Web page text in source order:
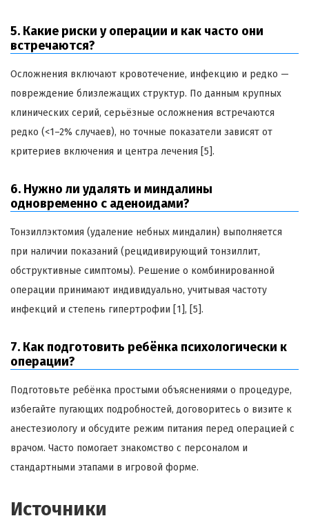
5. Какие риски у операции и как часто они
встречаются?
Осложнения включают кровотечение, инфекцию и редко —
повреждение близлежащих структур. По данным крупных
клинических серий, серьёзные осложнения встречаются
редко (<1–2% случаев), но точные показатели зависят от
критериев включения и центра лечения [5].
6. Нужно ли удалять и миндалины
одновременно с аденоидами?
Тонзиллэктомия (удаление небных миндалин) выполняется
при наличии показаний (рецидивирующий тонзиллит,
обструктивные симптомы). Решение о комбинированной
операции принимают индивидуально, учитывая частоту
инфекций и степень гипертрофии [1], [5].
7. Как подготовить ребёнка психологически к
операции?
Подготовьте ребёнка простыми объяснениями о процедуре,
избегайте пугающих подробностей, договоритесь о визите к
анестезиологу и обсудите режим питания перед операцией с
врачом. Часто помогает знакомство с персоналом и
стандартными этапами в игровой форме.
Источники